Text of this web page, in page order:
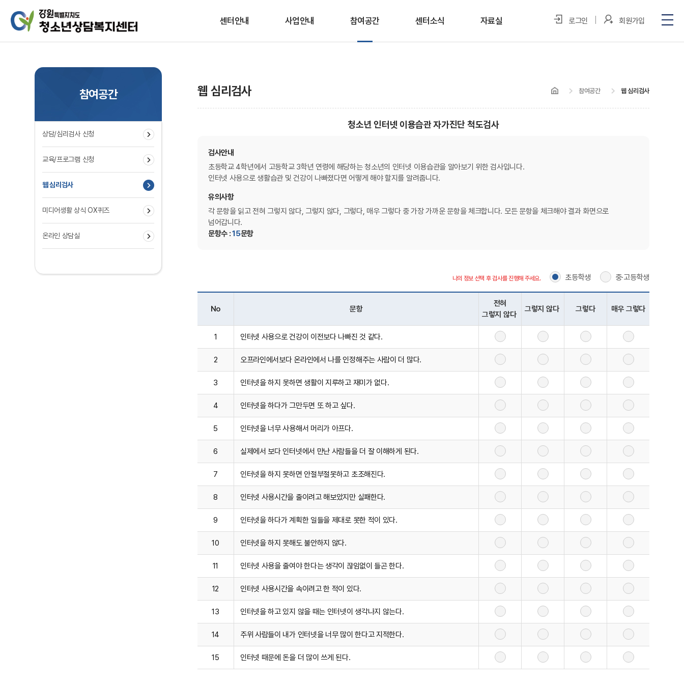
센터안내 사업안내 참여공간
미디어생활 상식
센터소식 자료실 로그인 회원가입
참여공간
상담/심리검사 신청
교육/프로그램 신청
웹 심리검사
미디어생활 상식 OX퀴즈
온라인 상담실
웹 심리검사 참여공간 웹 심리검사
청소년 인터넷 이용습관 자가진단 척도검사
검사안내
초등학교 4학년에서 고등학교 3학년 연령에 해당하는 청소년의 인터넷 이용습관을 알아보기 위한 검사입니다.
인터넷 사용으로 생활습관 및 건강이 나빠졌다면 어떻게 해야 할지를 알려줍니다.
유의사항
각 문항을 읽고 전혀 그렇지 않다, 그렇지 않다, 그렇다, 매우 그렇다 중 가장 가까운 문항을 체크합니다. 모든 문항을 체크해야 결과 화면으로
넘어갑니다.
문항수 :15문항
나의 정보 선택 후 검사를 진행해 주세요. 초등학생 중·고등학생
No 문항
전혀
그렇지 않다
그렇지 않다 그렇다 매우 그렇다
1 인터넷 사용으로 건강이 이전보다 나빠진 것 같다.
2 오프라인에서보다 온라인에서 나를 인정해주는 사람이 더 많다.
3 인터넷을 하지 못하면 생활이 지루하고 재미가 없다.
4 인터넷을 하다가 그만두면 또 하고 싶다.
5 인터넷을 너무 사용해서 머리가 아프다.
6 실제에서 보다 인터넷에서 만난 사람들을 더 잘 이해하게 된다.
7 인터넷을 하지 못하면 안절부절못하고 초조해진다.
8 인터넷 사용시간을 줄이려고 해보았지만 실패한다.
9 인터넷을 하다가 계획한 일들을 제대로 못한 적이 있다.
10 인터넷을 하지 못해도 불안하지 않다.
11 인터넷 사용을 줄여야 한다는 생각이 끊임없이 들곤 한다.
12 인터넷 사용시간을 속이려고 한 적이 있다.
13 인터넷을 하고 있지 않을 때는 인터넷이 생각나지 않는다.
14 주위 사람들이 내가 인터넷을 너무 많이 한다고 지적한다.
15 인터넷 때문에 돈을 더 많이 쓰게 된다.